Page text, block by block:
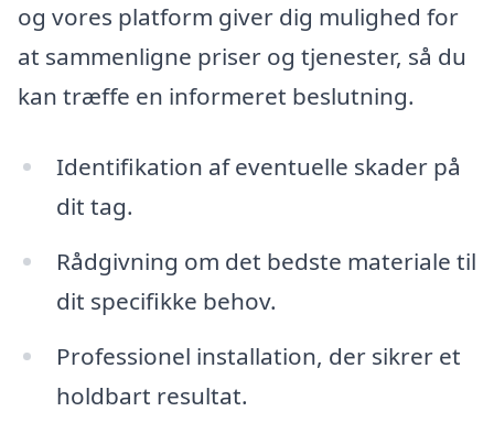
og vores platform giver dig mulighed for
at sammenligne priser og tjenester, så du
kan træffe en informeret beslutning.
Identifikation af eventuelle skader på
dit tag.
Rådgivning om det bedste materiale til
dit specifikke behov.
Professionel installation, der sikrer et
holdbart resultat.